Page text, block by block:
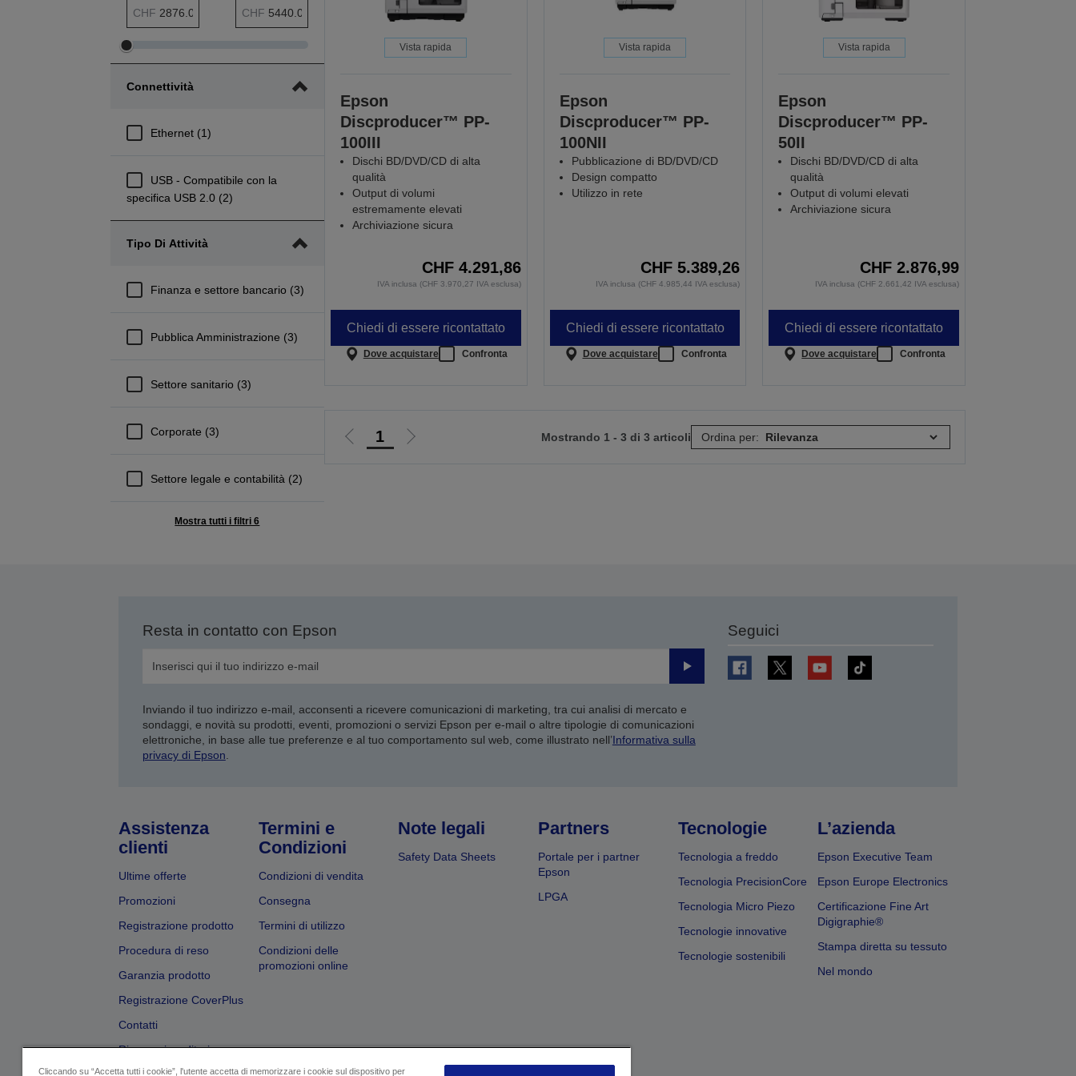
Intervallo minimo Prezzo
CHF Intervallo massimo Prezzo
CHF
Modifica
minimo
Modifica
massimo
Connettività
Ethernet (1)
USB - Compatibile con la
specifica USB 2.0 (2)
Tipo Di Attività
Finanza e settore bancario (3)
Pubblica Amministrazione (3)
Settore sanitario (3)
Corporate (3)
Settore legale e contabilità (2)
Mostra tutti i filtri 6
Vista rapida
Epson
Discproducer™ PP-
100III
Dischi BD/DVD/CD di alta
qualità
Output di volumi
estremamente elevati
Archiviazione sicura
CHF 4.291,86
IVA inclusa (CHF 3.970,27 IVA esclusa)
Chiedi di essere ricontattato
Dove acquistare Confronta
Vista rapida
Epson
Discproducer™ PP-
100NII
Pubblicazione di BD/DVD/CD
Design compatto
Utilizzo in rete
CHF 5.389,26
IVA inclusa (CHF 4.985,44 IVA esclusa)
Chiedi di essere ricontattato
Dove acquistare Confronta
Vista rapida
Epson
Discproducer™ PP-
50II
Dischi BD/DVD/CD di alta
qualità
Output di volumi elevati
Archiviazione sicura
CHF 2.876,99
IVA inclusa (CHF 2.661,42 IVA esclusa)
Chiedi di essere ricontattato
Dove acquistare Confronta
Vai 1
Vai
Mostrando 1 - 3 di 3 articoli Ordina per:
Resta in contatto con Epson
Invia
Inviando il tuo indirizzo e-mail, acconsenti a ricevere comunicazioni di marketing, tra cui analisi di mercato e
sondaggi, e novità su prodotti, eventi, promozioni o servizi Epson per e-mail o altre tipologie di comunicazioni
elettroniche, in base alle tue preferenze e al tuo comportamento sul web, come illustrato nell’Informativa sulla
privacy di Epson
Seguici
Assistenza
clienti
Ultime offerte
Promozioni
Registrazione prodotto
Procedura di reso
Garanzia prodotto
Registrazione CoverPlus
Contatti
Ricerca rivenditori
Termini e
Condizioni
Condizioni di vendita
Consegna
Termini di utilizzo
Condizioni delle
promozioni online
Note legali
Safety Data Sheets
Partners
Portale per i partner
Epson
LPGA
Tecnologie
Tecnologia a freddo
Tecnologia PrecisionCore
Tecnologia Micro Piezo
Tecnologie innovative
Tecnologie sostenibili
L’azienda
Epson Executive Team
Epson Europe Electronics
Certificazione Fine Art
Digigraphie®
Stampa diretta su tessuto
Nel mondo
Cliccando su “Accetta tutti i cookie”, l'utente accetta di memorizzare i cookie sul dispositivo per